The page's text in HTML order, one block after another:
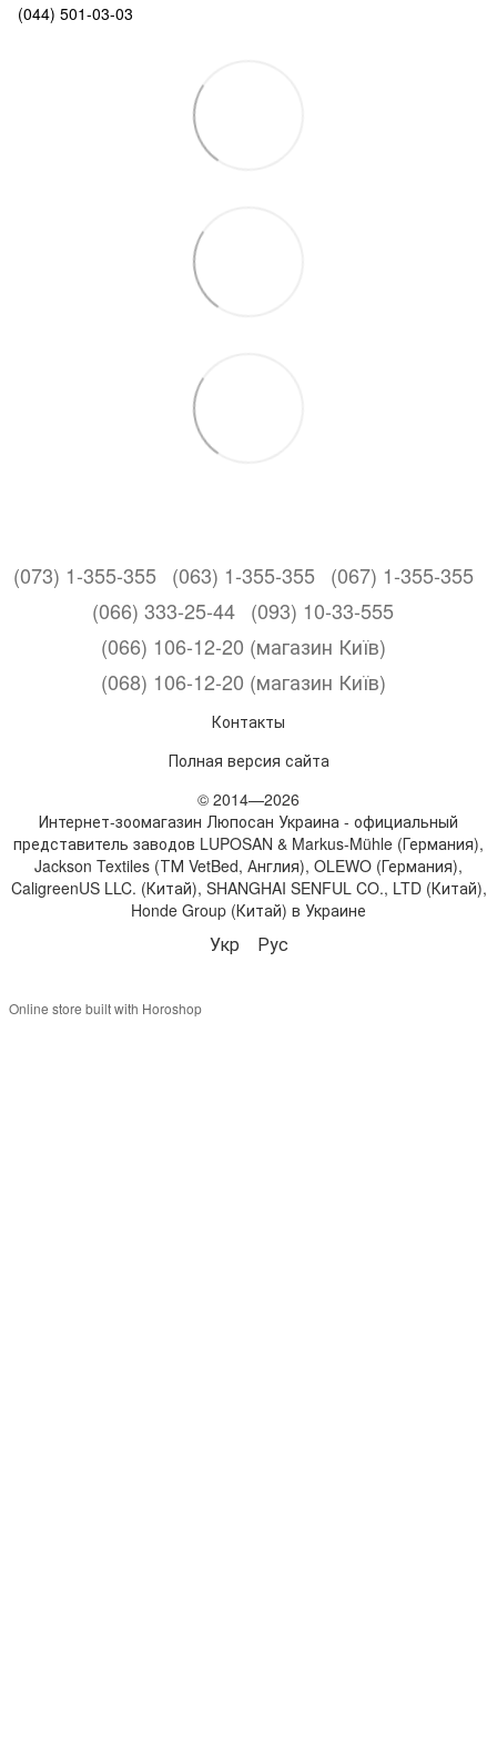
(044) 501-03-03
(073) 1-355-355 (063) 1-355-355 (067) 1-355-355
(066) 333-25-44 (093) 10-33-555
(066) 106-12-20 (магазин Київ)
(068) 106-12-20 (магазин Київ)
Контакты
Полная версия сайта
© 2014—2026
Интернет-зоомагазин Люпосан Украина - официальный
представитель заводов LUPOSAN & Markus-Mühle (Германия),
Jackson Textiles (ТМ VetBed, Англия), OLEWO (Германия),
CaligreenUS LLC. (Китай), SHANGHAI SENFUL CO., LTD (Китай),
Honde Group (Китай) в Украине
Укр Рус
Online store built with Horoshop